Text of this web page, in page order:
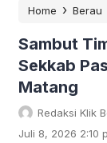
Home › Berau
Sambut
Sekkab
Matang
Redaksi Klik
Juli 8, 2026 2:10